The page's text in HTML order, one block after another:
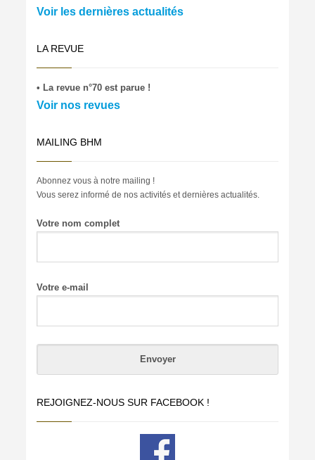
Voir les dernières actualités
LA REVUE
• La revue n°70 est parue !
Voir nos revues
MAILING BHM
Abonnez vous à notre mailing !
Vous serez informé de nos activités et dernières actualités.
Votre nom complet
Votre e-mail
REJOIGNEZ-NOUS SUR FACEBOOK !